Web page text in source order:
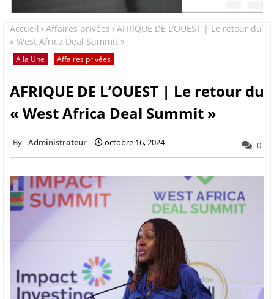
Accueil Affaires privées
AFRIQUE DE L’OUEST | Le retour du
« West Africa Deal Summit »
A la Une Affaires privées
AFRIQUE DE L’OUEST | Le retour du
« West Africa Deal Summit »
Administrateur octobre 16, 2024 0